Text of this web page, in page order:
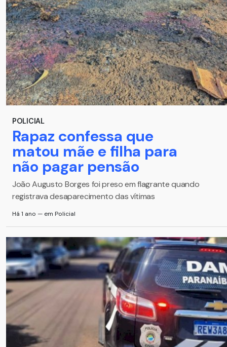
POLICIAL
Rapaz confessa que
matou mãe e filha para
não pagar pensão
João Augusto Borges foi preso em flagrante quando
registrava desaparecimento das vítimas
Há 1 ano — em Policial